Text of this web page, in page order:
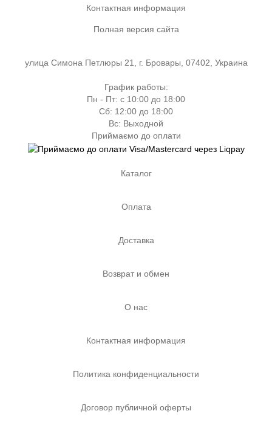
Контактная информация
Полная версия сайта
улица Симона Петлюры 21, г. Бровары, 07402, Украина
График работы:
Пн - Пт: с 10:00 до 18:00
Сб: 12:00 до 18:00
Вс: Выходной
Приймаємо до оплати
Каталог
Оплата
Доставка
Возврат и обмен
О нас
Контактная информация
Политика конфиденциальности
Договор публичной оферты